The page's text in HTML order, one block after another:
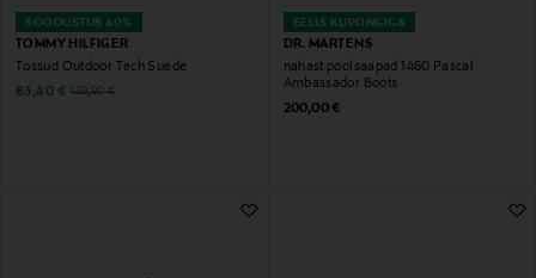
SOODUSTUS 40%
TOMMY HILFIGER
Tossud Outdoor Tech Suede
Discounted Price
83,40 € Original Price
139,90 €
EELIS KUPONGIGA
DR. MARTENS
nahast poolsaapad 1460 Pascal
Ambassador Boots
Original Price
200,00 €